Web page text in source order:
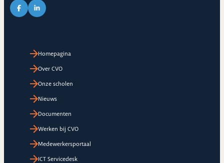
Link naar Facebook pagina van CVO
Link naar LinkedIn pagina van CVO
Homepagina
Over CVO
Onze scholen
Nieuws
Documenten
Werken bij CVO
Medewerkersportaal
ICT Servicedesk